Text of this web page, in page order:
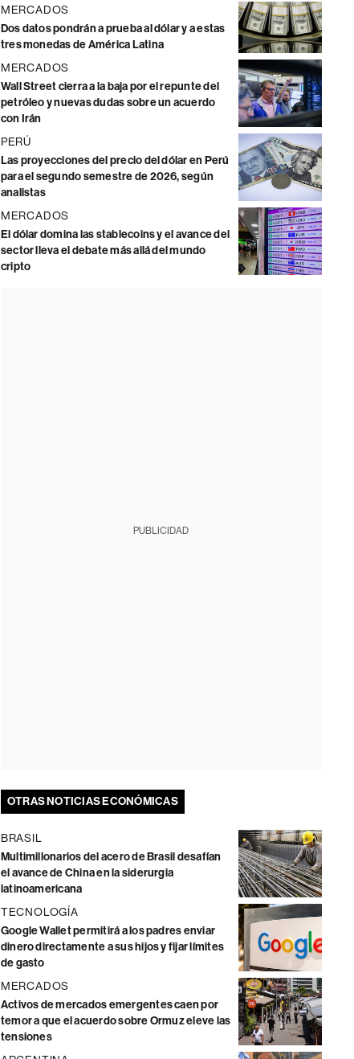
MERCADOS
Dos datos pondrán a prueba al dólar y a estas
tres monedas de América Latina
MERCADOS
Wall Street cierra a la baja por el repunte del
petróleo y nuevas dudas sobre un acuerdo
con Irán
PERÚ
Las proyecciones del precio del dólar en Perú
para el segundo semestre de 2026, según
analistas
MERCADOS
El dólar domina las stablecoins y el avance del
sector lleva el debate más allá del mundo
cripto
PUBLICIDAD
OTRAS NOTICIAS ECONÓMICAS
BRASIL
Multimillonarios del acero de Brasil desafían
el avance de China en la siderurgia
latinoamericana
TECNOLOGÍA
Google Wallet permitirá a los padres enviar
dinero directamente a sus hijos y fijar límites
de gasto
MERCADOS
Activos de mercados emergentes caen por
temor a que el acuerdo sobre Ormuz eleve las
tensiones